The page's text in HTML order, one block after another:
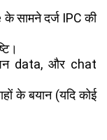
सामने दर्ज IPC की
data, और chat
के बयान (यदि कोई